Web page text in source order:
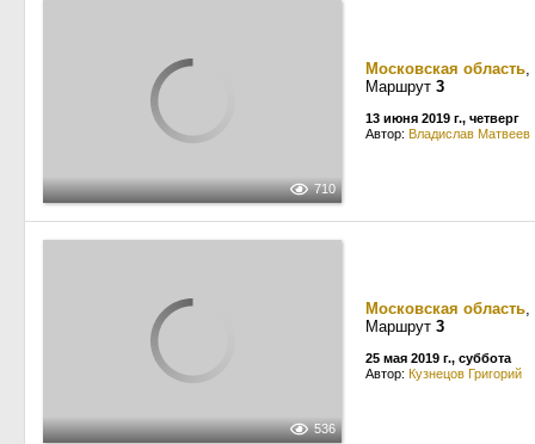
710
Московская область,
Маршрут 3
13 июня 2019 г., четверг
Автор: Владислав Матвеев
536
Московская область,
Маршрут 3
25 мая 2019 г., суббота
Автор: Кузнецов Григорий